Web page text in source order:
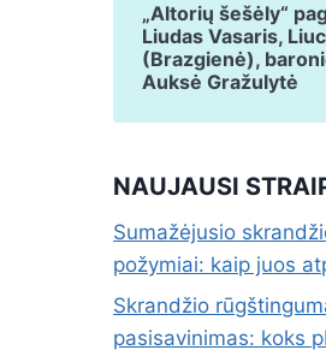
„Altorių šešėly“
Liudas Vasaris,
(Brazgienė),
Auksė Gražulytė
NAUJAUSI
Sumažėjusio
požymiai: kaip juos
Skrandžio
pasisavinimas: koks